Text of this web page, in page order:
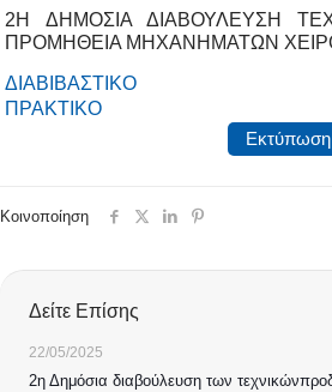
2Η ΔΗΜΟΣΙΑ ΔΙΑΒΟΥΛΕΥΣΗ
ΠΡΟΜΗΘΕΙΑ ΜΗΧΑΝΗΜΑΤΩΝ
ΔΙΑΒΙΒΑΣΤΙΚΟ
ΠΡΑΚΤΙΚΟ
Κοινοποίηση
Δείτε Επίσης
22/05/2025
2η Δημόσια διαβούλευση των